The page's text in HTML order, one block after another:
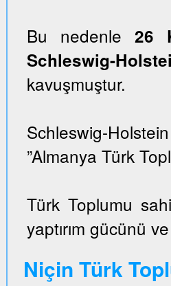
Bu nedenle26
Schleswig-
kavuşmuştur.
Schleswig-
”Almanya Türk
Türk Toplumu
yaptırım gücünü
Niçin Türk